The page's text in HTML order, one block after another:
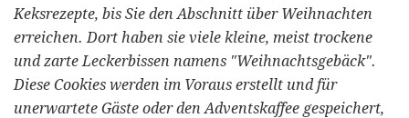
Keksrezepte, bis Sie den Abschnitt über Weihnachten
erreichen. Dort haben sie viele kleine, meist trockene
und zarte Leckerbissen namens "Weihnachtsgebäck".
Diese Cookies werden im Voraus erstellt und für
unerwartete Gäste oder den Adventskaffee gespeichert,